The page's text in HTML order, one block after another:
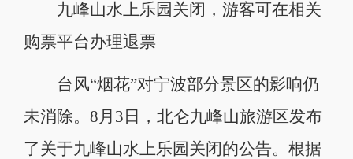
九峰山水上乐园关闭，游客可在相关
购票平台办理退票
台风“烟花”对宁波部分景区的影响仍
未消除。8月3日，北仑九峰山旅游区发布
了关于九峰山水上乐园关闭的公告。根据